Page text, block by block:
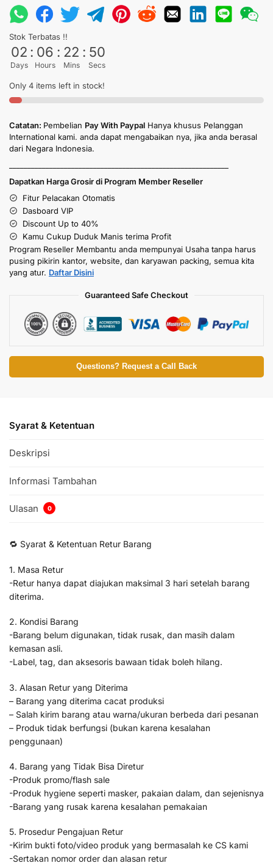
Stok Terbatas !!
02
Days
: 06
Hours
: 22
Mins
: 50
Secs
Only 4 items left in stock!
Catatan: Pembelian Pay With Paypal Hanya khusus Pelanggan
International kami. anda dapat mengabaikan nya, jika anda berasal
dari Negara Indonesia.
Dapatkan Harga Grosir di Program Member Reseller
Fitur Pelacakan Otomatis
Dasboard VIP
Discount Up to 40%
Kamu Cukup Duduk Manis terima Profit
Program Reseller Membantu anda mempunyai Usaha tanpa harus
pusing pikirin kantor, website, dan karyawan packing, semua kita
yang atur. Daftar Disini
Guaranteed Safe Checkout
Questions? Request a Call Back
Syarat & Ketentuan
Deskripsi
Informasi Tambahan
Ulasan 0
🔁 Syarat & Ketentuan Retur Barang
1. Masa Retur
-Retur hanya dapat diajukan maksimal 3 hari setelah barang
diterima.
2. Kondisi Barang
-Barang belum digunakan, tidak rusak, dan masih dalam
kemasan asli.
-Label, tag, dan aksesoris bawaan tidak boleh hilang.
3. Alasan Retur yang Diterima
– Barang yang diterima cacat produksi
– Salah kirim barang atau warna/ukuran berbeda dari pesanan
– Produk tidak berfungsi (bukan karena kesalahan
penggunaan)
4. Barang yang Tidak Bisa Diretur
-Produk promo/flash sale
-Produk hygiene seperti masker, pakaian dalam, dan sejenisnya
-Barang yang rusak karena kesalahan pemakaian
5. Prosedur Pengajuan Retur
-Kirim bukti foto/video produk yang bermasalah ke CS kami
-Sertakan nomor order dan alasan retur